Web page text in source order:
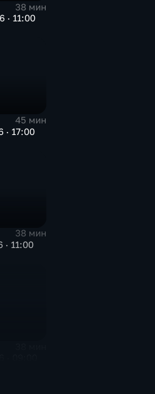
38 мин
· 11:00
45 мин
· 17:00
38 мин
11:00